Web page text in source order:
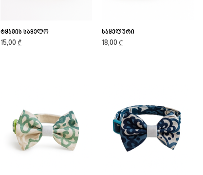
Quick View
ტყავის საყელო
Price
15,00 ₾
Quick View
საყელური
Price
18,00 ₾